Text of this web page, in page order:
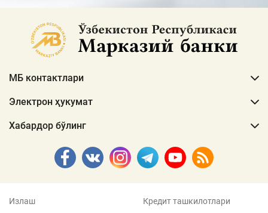
МБ контактлари
Электрон ҳукумат
Хабардор бўлинг
Излаш Кредит ташкилотлари